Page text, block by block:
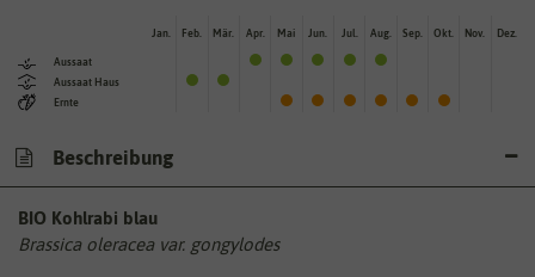
Aussaat
Aussaat Haus
Ernte
Jan. Feb. Mär. Apr. Mai Jun. Jul. Aug. Sep. Okt. Nov. Dez.
Beschreibung
BIO Kohlrabi blau
Brassica oleracea var. gongylodes